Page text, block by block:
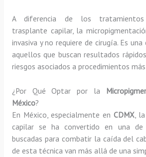
A diferencia de los tratamientos
trasplante capilar, la
invasiva y no requiere de cirugía. Es
aquellos que buscan resultados
riesgos asociados a procedimientos
¿Por Qué Optar por la
México?
En México, especialmente enCDMX,
capilar se ha convertido en una de
buscadas para combatir la caída del
de esta técnica van más allá de una